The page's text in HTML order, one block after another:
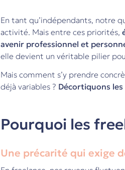
En tant qu’indépendants, notre
activité. Mais entre ces priorités,
avenir professionnel et
elle devient un véritable pilier
Mais comment s’y prendre
déjà variables ? Décortiquons
Pourquoi les
Une précarité qui exige